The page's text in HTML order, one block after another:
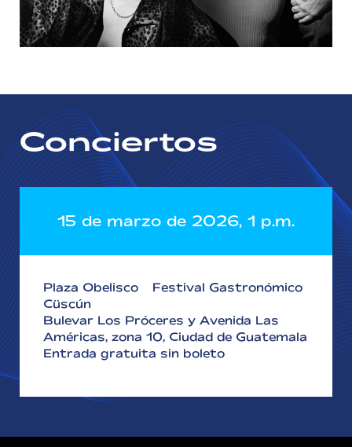
Conciertos
15 de marzo de 2026, 1 p.m.
Plaza Obelisco – Festival Gastronómico
Cüscún
Bulevar Los Próceres y Avenida Las
Américas, zona 10, Ciudad de Guatemala
Entrada gratuita sin boleto